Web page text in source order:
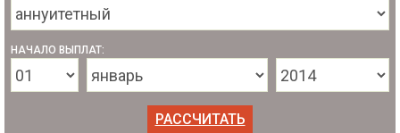
НАЧАЛО ВЫПЛАТ: